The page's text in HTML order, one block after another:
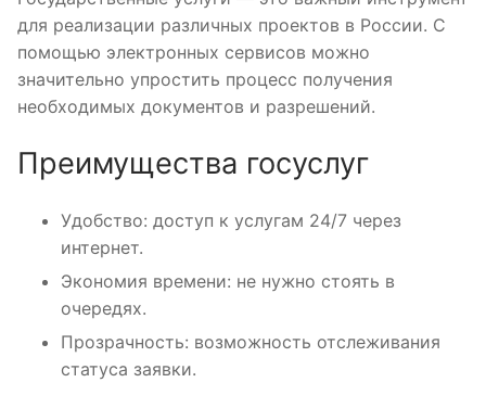
для реализации различных проектов в России. С
помощью электронных сервисов можно
значительно упростить процесс получения
необходимых документов и разрешений.
Преимущества госуслуг
Удобство: доступ к услугам 24/7 через
интернет.
Экономия времени: не нужно стоять в
очередях.
Прозрачность: возможность отслеживания
статуса заявки.